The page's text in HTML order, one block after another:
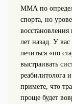
ММА по
спорта, но
лет назад. У вас
лечиться «по
выстраивать
реабилитолога
примете, что
проще будет